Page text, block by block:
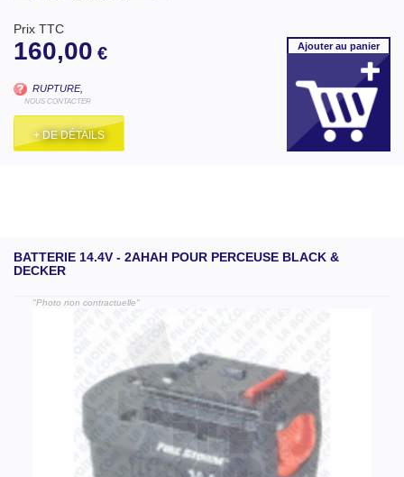
Prix TTC
160,00 €
RUPTURE,
NOUS CONTACTER
+ DE DÉTAILS
Ajouterau panier
BATTERIE 14.4V - 2AHAH POUR PERCEUSE BLACK &
DECKER
"Photo non contractuelle"